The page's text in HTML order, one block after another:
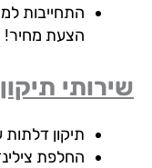
התחייבות
הצעת מחיר!
תיקון
תיקון דלתות עץ,
החלפת